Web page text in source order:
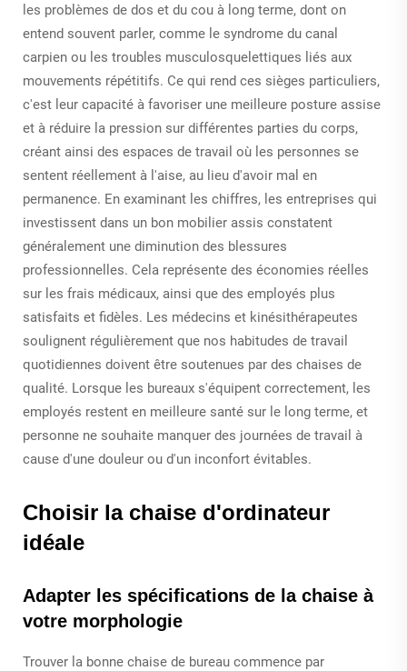
les problèmes de dos et du cou à long terme, dont on
entend souvent parler, comme le syndrome du canal
carpien ou les troubles musculosquelettiques liés aux
mouvements répétitifs. Ce qui rend ces sièges particuliers,
c'est leur capacité à favoriser une meilleure posture assise
et à réduire la pression sur différentes parties du corps,
créant ainsi des espaces de travail où les personnes se
sentent réellement à l'aise, au lieu d'avoir mal en
permanence. En examinant les chiffres, les entreprises qui
investissent dans un bon mobilier assis constatent
généralement une diminution des blessures
professionnelles. Cela représente des économies réelles
sur les frais médicaux, ainsi que des employés plus
satisfaits et fidèles. Les médecins et kinésithérapeutes
soulignent régulièrement que nos habitudes de travail
quotidiennes doivent être soutenues par des chaises de
qualité. Lorsque les bureaux s'équipent correctement, les
employés restent en meilleure santé sur le long terme, et
personne ne souhaite manquer des journées de travail à
cause d'une douleur ou d'un inconfort évitables.
Choisir la chaise d'ordinateur
idéale
Adapter les spécifications de la chaise à
votre morphologie
Trouver la bonne chaise de bureau commence par